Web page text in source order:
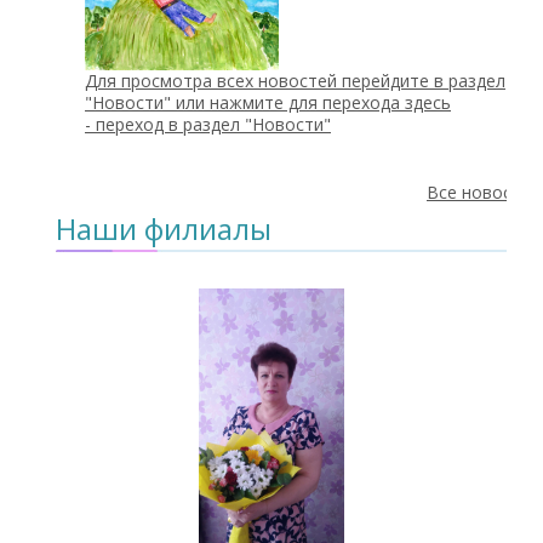
Для просмотра всех новостей перейдите в раздел
"Новости" или нажмите для перехода здесь
- переход в раздел "Новости"
Все новости
Наши филиалы